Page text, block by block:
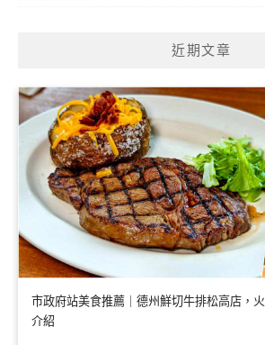
近期文章
市政府站美食推薦｜德州鮮切牛排松高店，
介紹